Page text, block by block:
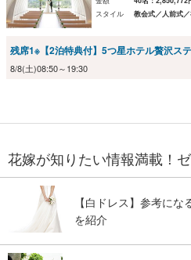
スタイル
教会式／人前式
残席1※【2泊特典付】5つ星ホテル贅沢ス
8/8(土)08:50～19:30
花嫁が知りたい情報満載！
【白ドレス】参考に
を紹介